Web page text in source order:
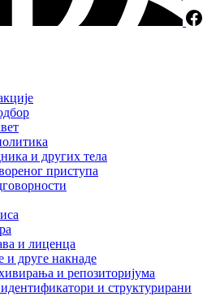
и других тела
приступa
и лиценца
и друге накнаде
и репозиторијума
и структурирани